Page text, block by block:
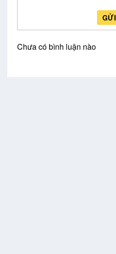
GỬI
Chưa có bình luận nào